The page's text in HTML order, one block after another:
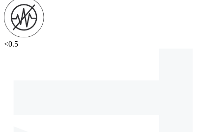
<0.5